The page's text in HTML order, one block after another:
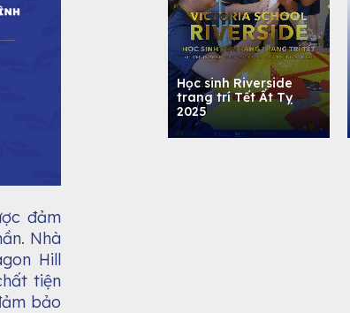
đảm
Nhà
Hill
tiện
bảo
Học sinh Riverside
trang trí Tết Ất Tỵ
2025